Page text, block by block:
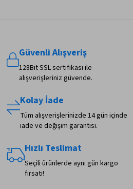
Güvenli Alışveriş
128Bit SSL sertifikası ile
alışverişleriniz güvende.
Kolay İade
Tüm alışverişlerinizde 14 gün içinde
iade ve değişim garantisi.
Hızlı Teslimat
Seçili ürünlerde aynı gün kargo
fırsatı!